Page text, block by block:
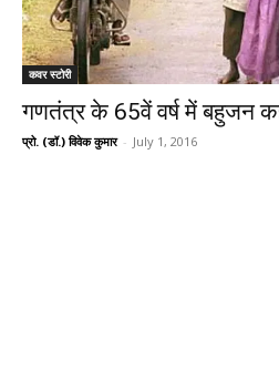
कवर स्टोरी
गणतंत्र के 65वें वर्ष में बहुजन
प्रो. (डॉ.) विवेक कुमार - July 1, 2016